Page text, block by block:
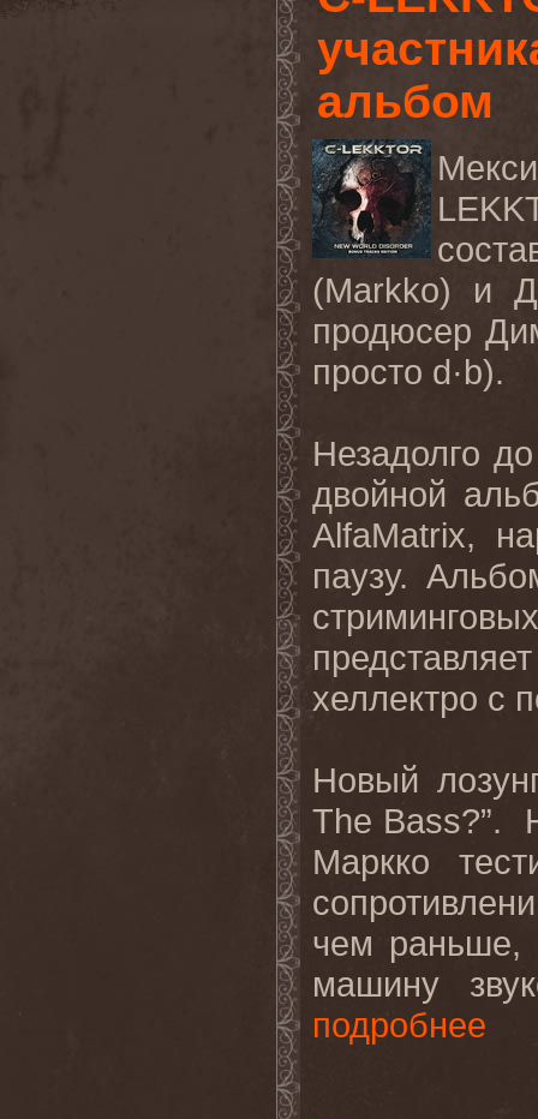
альбом
(Markko) и
продюсер
просто d·b).
Незадолго
двойной
AlfaMatrix,
паузу.
хеллектро с
Новый
The Bass?”.
Маркко
чем раньше,
машину
подробнее